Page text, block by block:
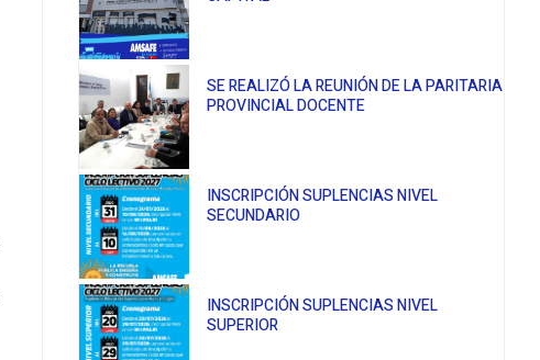
SE REALIZÓ LA REUNIÓN DE LA PARITARIA
PROVINCIAL DOCENTE
INSCRIPCIÓN SUPLENCIAS NIVEL
SECUNDARIO
INSCRIPCIÓN SUPLENCIAS NIVEL
SUPERIOR